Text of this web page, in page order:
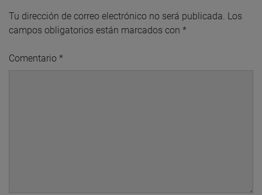
Tu dirección de correo electrónico no será publicada. Los
campos obligatorios están marcados con *
Comentario *